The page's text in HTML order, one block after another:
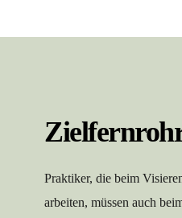
Praktiker, die beim
arbeiten, müssen auch